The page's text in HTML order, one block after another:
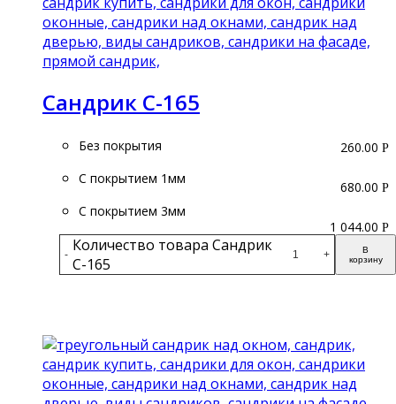
Сандрик С-165
Без покрытия
С покрытием 1мм
С покрытием 3мм
- Количество товара Сандрик
С-165
+
В
корзину
260.00 Р
680.00 Р
1 044.00 Р